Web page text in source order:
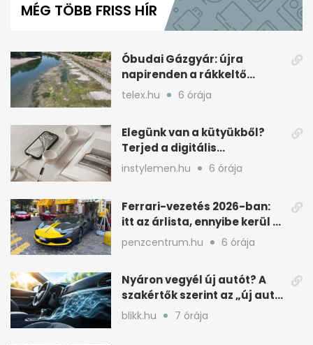
minute,
MÉG TÖBB FRISS HÍR
Óbudai Gázgyár: újra
napirenden a rákkeltő
szennyezés a Duna miatt
telex.hu 6 órája
Elegünk van a kütyükből?
Terjed a digitális
minimalizmus
instylemen.hu 6 órája
Ferrari-vezetés 2026-ban:
itt az árlista, ennyibe kerül a
luxusélmény
penzcentrum.hu 6 órája
Nyáron vegyél új autót? A
szakértők szerint az „új autó
illat” miatt
blikk.hu 7 órája